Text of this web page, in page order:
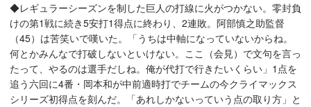
◆レギュラーシーズンを制した巨人の打線に火がつかない。零封負
けの第1戦に続き5安打1得点に終わり、2連敗。阿部慎之助監督
（45）は苦笑いで嘆いた。「うちは中軸になっていないからね。
何とかみんなで打破しないといけない。ここ（会見）で文句を言っ
たって、やるのは選手だしね。俺が代打で行きたいくらい」1点を
追う六回に4番・岡本和が中前適時打でチームの今クライマックス
シリーズ初得点を刻んだ。「あれしかないっていう点の取り方」と